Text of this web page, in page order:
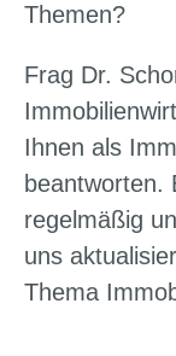
Themen?
Frag Dr.
Ihnen als
beantworten.
regelmäßig
uns
Thema